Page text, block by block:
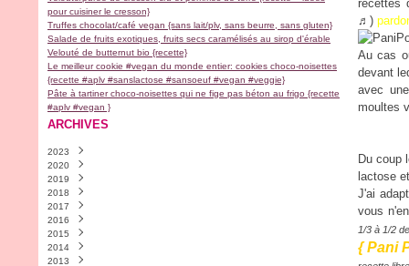
pour cuisiner le cresson}
Truffes chocolat/café vegan {sans lait/plv, sans beurre, sans gluten}
Salade de fruits exotiques, fruits secs caramélisés au sirop d'érable
Velouté de butternut bio {recette}
Le meilleur cookie #vegan du monde entier: cookies choco-noisettes
{recette #aplv #sanslactose #sansoeuf #vegan #veggie}
Pâte à tartiner choco-noisettes qui ne fige pas béton au frigo {recette
#aplv #vegan }
ARCHIVES
2023
Novembre
2020
Avril
Février
Janvier
2019
Décembre
Novembre
Septembre
Août
Juillet
Mai(1)
2018
Décembre
Septembre
Juillet
Juin
Mars
2017
Décembre
Novembre
Octobre
Septembre
2016
Décembre
Novembre
Octobre
2015
Décembre
Novembre
2014
Décembre
2013
recettes
♬)
Au cas
devant
avec
moultes
Du coup
lactose
J'ai
vous
1/3 à 1/2
{ Pani